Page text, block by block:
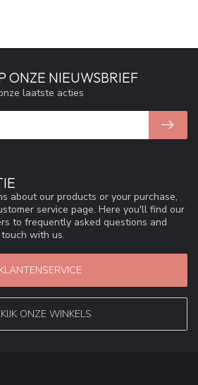
about our products or your purchase,
service page. Here you'll find our
to frequently asked questions and
with us.
KLANTENSERVICE
ONZE WINKELS
ONZE NIEUWSBRIEF
laatste acties